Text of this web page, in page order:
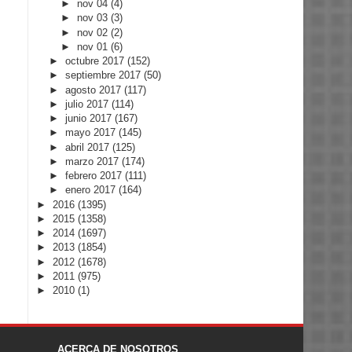
► nov 04(4)
► nov 03(3)
► nov 02(2)
► nov 01(6)
► octubre 2017 (152)
► septiembre 2017 (50)
► agosto 2017 (117)
► julio 2017 (114)
► junio 2017 (167)
► mayo 2017 (145)
► abril 2017 (125)
► marzo 2017 (174)
► febrero 2017 (111)
► enero 2017 (164)
► 2016 (1395)
► 2015 (1358)
► 2014 (1697)
► 2013 (1854)
► 2012 (1678)
► 2011 (975)
► 2010 (1)
ACERCA DE NOSOTROS